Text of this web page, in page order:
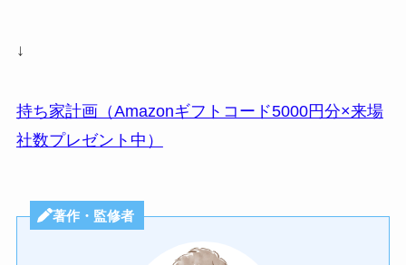
↓
持ち家計画（Amazonギフトコード5000円分×来場
社数プレゼント中）
著作・監修者